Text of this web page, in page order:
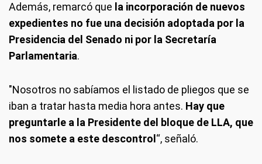
Además, remarcó que la incorporación de nuevos
expedientes no fue una decisión adoptada por la
Presidencia del Senado ni por la Secretaría
Parlamentaria.
"Nosotros no sabíamos el listado de pliegos que se
iban a tratar hasta media hora antes. Hay que
preguntarle a la Presidente del bloque de LLA, que
nos somete a este descontrol “, señaló.